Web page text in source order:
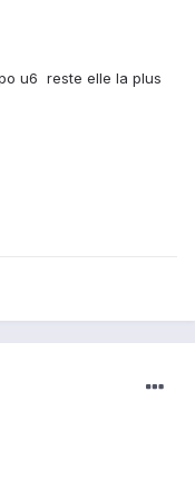
u6 reste elle la plus